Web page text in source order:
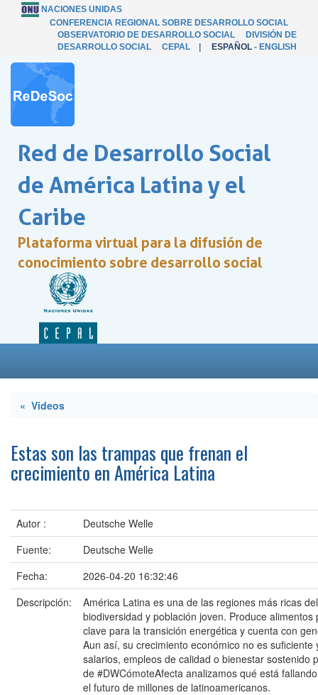
NACIONES UNIDAS
CONFERENCIA REGIONAL SOBRE DESARROLLO SOCIAL
OBSERVATORIO DE DESARROLLO SOCIAL
DIVISIÓN DE
DESARROLLO SOCIAL
CEPAL ESPAÑOL - ENGLISH
Red de Desarrollo Social
de América Latina y el
Caribe
Plataforma virtual para la difusión de
conocimiento sobre desarrollo social
« Videos
Estas son las trampas que frenan el
crecimiento en América Latina
Autor :
Deutsche Welle
Fuente:
Deutsche Welle
Fecha:
2026-04-20 16:32:46
Descripción:
América Latina es una de las regiones más ricas
biodiversidad y población joven. Produce
clave para la transición energética y cuenta con
Aun así, su crecimiento económico no es
salarios, empleos de calidad o bienestar sostenido
de #DWCómoteAfecta analizamos qué está
el futuro de millones de latinoamericanos.